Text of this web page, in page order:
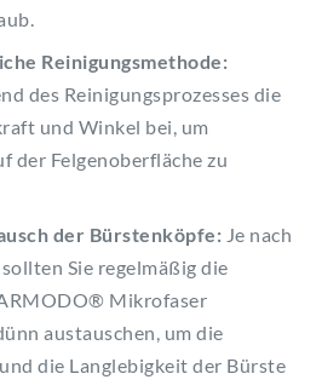
Reinigungsmethode:
des Reinigungsprozesses die
und Winkel bei, um
der Felgenoberfläche zu
der Bürstenköpfe: Je nach
Sie regelmäßig die
Mikrofaser
austauschen, um die
die Langlebigkeit der Bürste